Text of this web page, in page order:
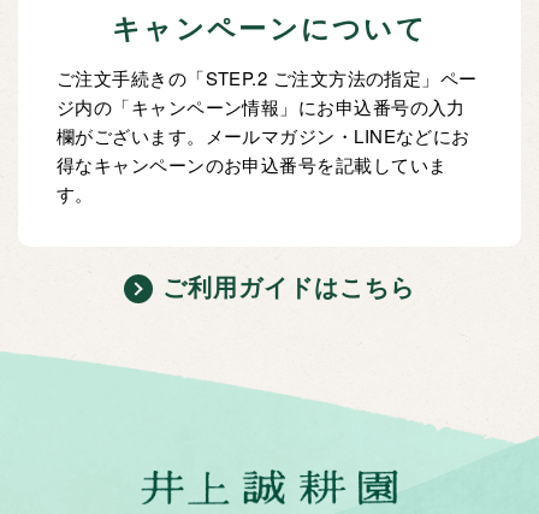
キャンペーンについて
ご注文手続きの「STEP.2 ご注文方法の指定」ペー
ジ内の「キャンペーン情報」にお申込番号の入力
欄がございます。メールマガジン・LINEなどにお
得なキャンペーンのお申込番号を記載していま
す。
ご利用ガイドはこちら